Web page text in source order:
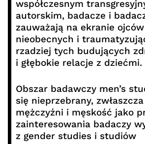
współczesnym
autorskim, badacze i
zauważają na ekranie ojców
nieobecnych i
rzadziej tych budujących
i głębokie relacje z dziećmi.
Obszar badawczy men’s
się nieprzebrany,
mężczyźni i męskość jako
zainteresowania badaczy
z gender studies i studiów